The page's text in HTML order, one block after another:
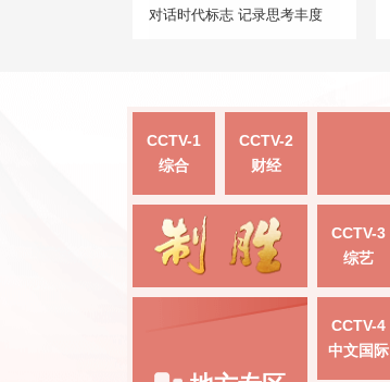
对话时代标志 记录思考丰度
CCTV-1
综合
CCTV-2
财经
CCTV-3
综艺
CCTV-4
中文国际